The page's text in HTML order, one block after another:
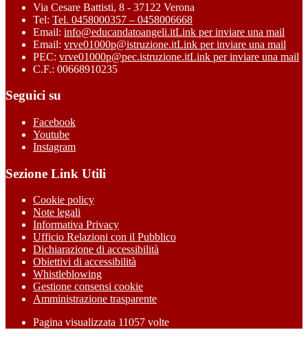
Via Cesare Battisti, 8 - 37122 Verona
Tel: Tel. 0458000357 – 0458006668
Email: info@educandatoangeli.itLink per inviare una mail
Email: vrve01000p@istruzione.itLink per inviare una mail
PEC: vrve01000p@pec.istruzione.itLink per inviare una mail
C.F.: 00668910235
Seguici su
Facebook
Youtube
Instagram
Sezione Link Utili
Cookie policy
Note legali
Informativa Privacy
Ufficio Relazioni con il Pubblico
Dichiarazione di accessibilità
Obiettivi di accessibilità
Whistleblowing
Gestione consensi cookie
Amministrazione trasparente
Pagina visualizzata 11057 volte